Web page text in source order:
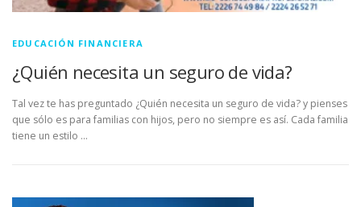
EDUCACIÓN FINANCIERA
¿Quién necesita un seguro de vida?
Tal vez te has preguntado ¿Quién necesita un seguro de vida? y pienses
que sólo es para familias con hijos, pero no siempre es así. Cada familia
tiene un estilo …